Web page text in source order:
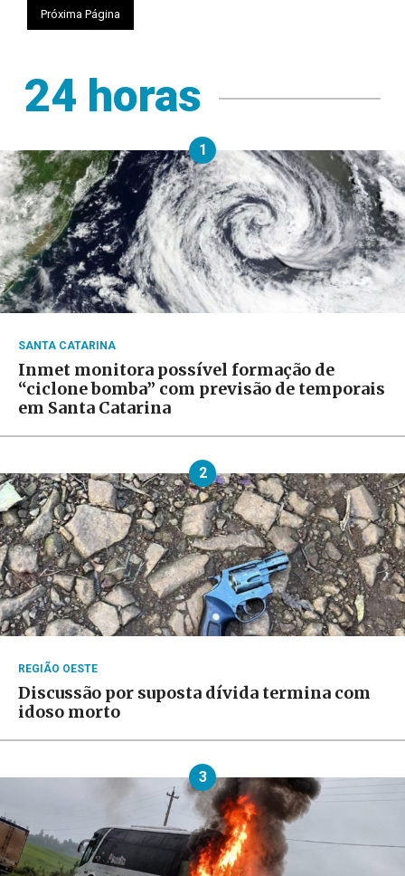
Próxima Página
24 horas
1
SANTA CATARINA
Inmet monitora possível formação de
“ciclone bomba” com previsão de temporais
em Santa Catarina
2
REGIÃO OESTE
Discussão por suposta dívida termina com
idoso morto
3